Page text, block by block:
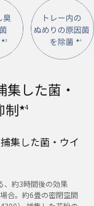
集した菌・
制★4
集した菌・ウイ
、約3時間後の効果
合。約6畳の密閉空間